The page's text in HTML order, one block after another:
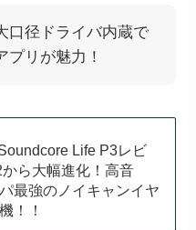
口径ドライバ内蔵で
プリが魅力！
Life P3レビ
から大幅進化！高音
最強のノイキャンイヤ
！！